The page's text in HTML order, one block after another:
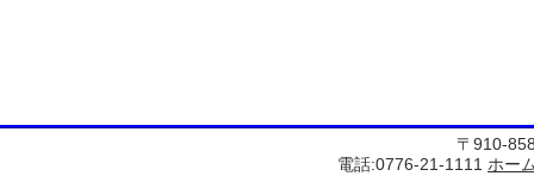
〒910-
電話:0776-21-1111 ホー